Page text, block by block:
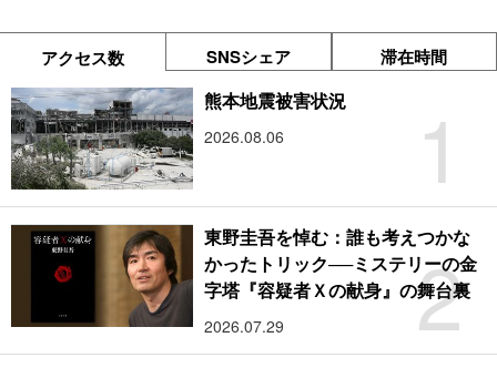
アクセス数 SNSシェア 滞在時間
1
熊本地震被害状況
2026.08.06
2
東野圭吾を悼む：誰も考えつかな
かったトリック──ミステリーの金
字塔『容疑者Ｘの献身』の舞台裏
2026.07.29